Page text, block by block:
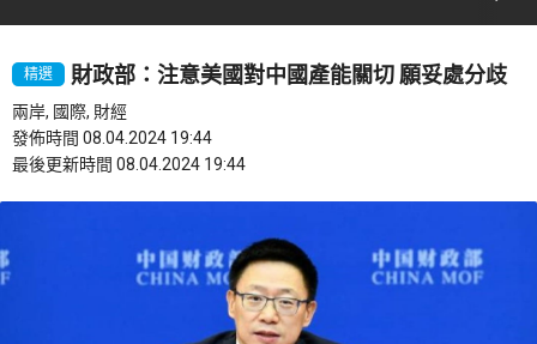
精選 財政部：注意美國對中國產能關切 願妥處分歧
兩岸, 國際, 財經
發佈時間 08.04.2024 19:44
最後更新時間 08.04.2024 19:44